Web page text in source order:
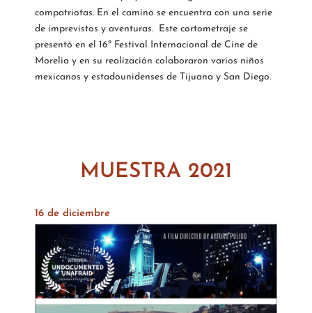
compatriotas. En el camino se encuentra con una serie
de imprevistos y aventuras. Este cortometraje se
presentó en el 16º Festival Internacional de Cine de
Morelia y en su realización colaboraron varios niños
mexicanos y estadounidenses de Tijuana y San Diego.
MUESTRA 2021
16 de diciembre